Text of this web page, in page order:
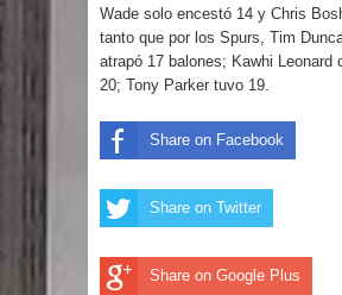
transparencia a través
municipal
La Fiscalía de Bolivia
Calor extremo para este
Wade solo encestó 14 y Chris
tanto que por los Spurs, Tim
atrapó 17 balones; Kawhi Leonard
20; Tony Parker tuvo 19.
Share on Facebook
Share on Twitter
Share on Google Plus